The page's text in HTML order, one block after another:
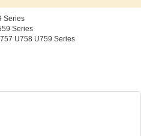
Series
Series
U758 U759 Series